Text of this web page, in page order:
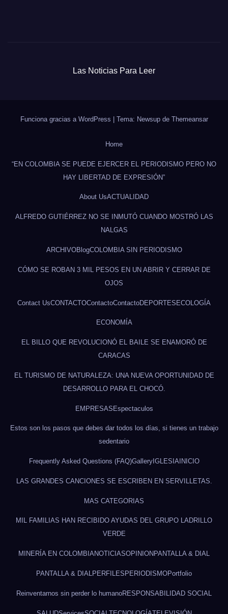
Las Noticias Para Leer
Funciona gracias a WordPress Tema: Newsup de Themeansar
Home
“EN COLOMBIA SE PUEDE EJERCER EL PERIODISMO PERO NO
HAY LIBERTAD DE EXPRESIÓN”
About UsACTUALIDAD
ALFREDO GUTIÉRREZ NO SE INMUTÓ CUANDO MOSTRÓ LAS
NALGAS
ARCHIVOBlogCOLOMBIA SIN PERIODISMO
CÓMO SE ROBAN 3 MIL PESOS EN UN ABRIR Y CERRAR DE
OJOS
Contact UsCONTACTOContactoContactoDEPORTESECOLOGÍA
ECONOMÍA
EL BILLO QUE REVOLUCIONÓ EL BAILE SE ENAMORÓ DE
CARACAS
EL TURISMO DE NATURALEZA: UNA NUEVA OPORTUNIDAD DE
DESARROLLO PARA EL CHOCÓ.
EMPRESASEspectaculos
Estos son los pasos que debes dar todos los días, si tienes un trabajo
sedentario
Frequently Asked Questions (FAQ)GalleryIGLESIAINICIO
LAS GRANDES CANCIONES SE ESCRIBEN EN SERVILLETAS.
MAS CATEGORIAS
MIL FAMILIAS HAN RECIBIDO AYUDAS DEL GRUPO LADRILLO
VERDE
MINERÍA EN COLOMBIANOTICIASOPINION PANTALLA & DIAL
PANTALLA & DIAL PERFILES PERIODISMOPortfolio
Reinventarnos sin perder lo humanoRESPONSABILIDAD SOCIAL